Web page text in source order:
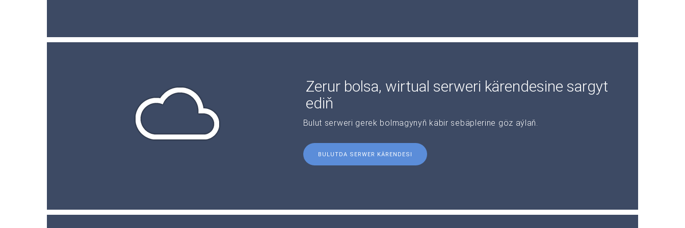
Zerur bolsa, wirtual serweri kärendesine sargyt
ediň
Bulut serweri gerek bolmagynyň käbir sebäplerine göz aýlaň.
BULUTDA SERWER KÄRENDESI